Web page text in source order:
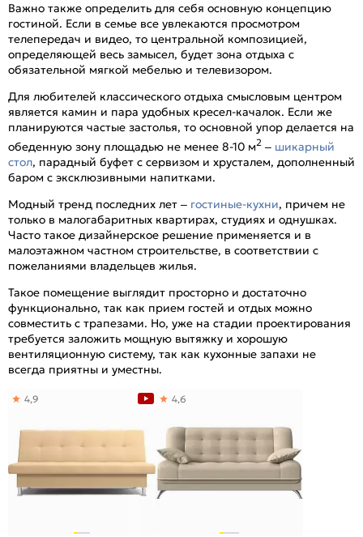
Важно также определить для себя основную концепцию
гостиной. Если в семье все увлекаются просмотром
телепередач и видео, то центральной композицией,
определяющей весь замысел, будет зона отдыха с
обязательной мягкой мебелью и телевизором.
Для любителей классического отдыха смысловым центром
является камин и пара удобных кресел-качалок. Если же
планируются частые застолья, то основной упор делается на
обеденную зону площадью не менее 8-10 м2 – шикарный
стол, парадный буфет с сервизом и хрусталем, дополненный
баром с эксклюзивными напитками.
Модный тренд последних лет – гостиные-кухни, причем не
только в малогабаритных квартирах, студиях и однушках.
Часто такое дизайнерское решение применяется и в
малоэтажном частном строительстве, в соответствии с
пожеланиями владельцев жилья.
Такое помещение выглядит просторно и достаточно
функционально, так как прием гостей и отдых можно
совместить с трапезами. Но, уже на стадии проектирования
требуется заложить мощную вытяжку и хорошую
вентиляционную систему, так как кухонные запахи не
всегда приятны и уместны.
4,9 4,6